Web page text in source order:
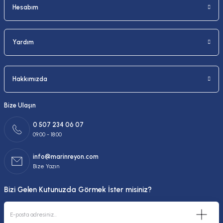
Hesabım
Yardım
Hakkımızda
Bize Ulaşın
0 507 234 06 07
09:00 - 18:00
info@marinreyon.com
Bize Yazın
Bizi Gelen Kutunuzda Görmek İster misiniz?